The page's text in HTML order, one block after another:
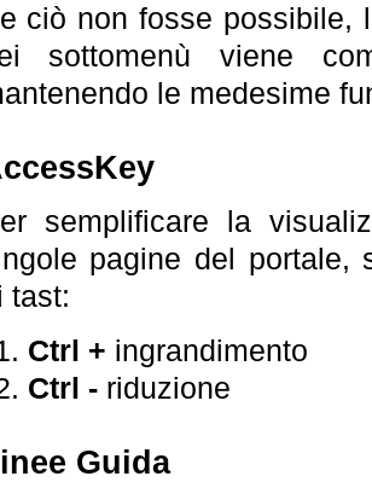
ciò non fosse possibile,
sottomenù viene
le medesime
semplificare la
pagine del portale,
tast:
Ctrl + ingrandimento
Ctrl -riduzione
Guida